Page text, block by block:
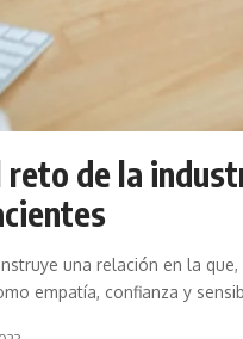
reto de la
una relación en la
empatía, confianza y